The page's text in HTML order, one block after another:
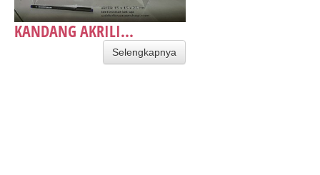
KANDANG AKRILI...
Selengkapnya